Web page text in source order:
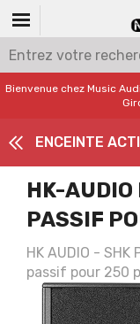
Bienvenue chez Music
ENCEINTE
HK-AUDIO
PASSIF
HK AUDIO - SHK
passif pour 250